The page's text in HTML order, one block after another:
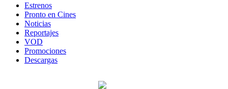
Estrenos
Pronto en Cines
Noticias
Reportajes
VOD
Promociones
Descargas